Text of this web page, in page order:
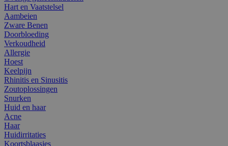
Hart en Vaatstelsel
Aambeien
Zware Benen
Doorbloeding
Verkoudheid
Allergie
Hoest
Keelpijn
Rhinitis en Sinusitis
Zoutoplossingen
Snurken
Huid en haar
Acne
Haar
Huidirritaties
Koortsblaasjes